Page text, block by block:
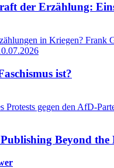
der Erzählung:
in Kriegen? Frank
ist?
Protests gegen den AfD-
Beyond the